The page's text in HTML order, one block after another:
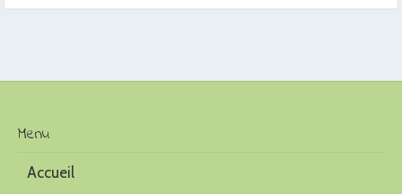
Menu
Accueil